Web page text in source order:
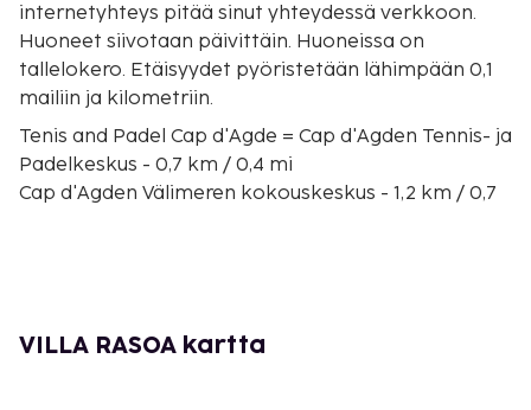
internetyhteys pitää sinut yhteydessä verkkoon.
Huoneet siivotaan päivittäin. Huoneissa on
tallelokero. Etäisyydet pyöristetään lähimpään 0,1
mailiin ja kilometriin.
Tenis and Padel Cap d'Agde = Cap d'Agden Tennis- ja
Padelkeskus - 0,7 km / 0,4 mi
Cap d'Agden Välimeren kokouskeskus - 1,2 km / 0,7
Roquillen ranta - 1,8 km / 1,1 mi
VILLA RASOA kartta